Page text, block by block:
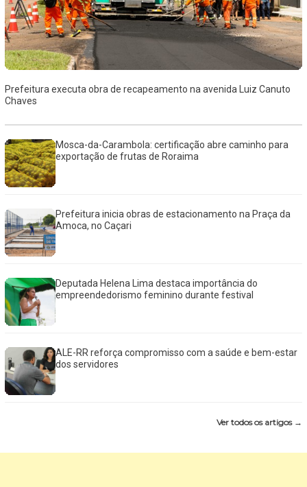
Prefeitura executa obra de recapeamento na avenida Luiz Canuto
Chaves
Mosca-da-Carambola: certificação abre caminho para
exportação de frutas de Roraima
Prefeitura inicia obras de estacionamento na Praça da
Amoca, no Caçari
Deputada Helena Lima destaca importância do
empreendedorismo feminino durante festival
ALE-RR reforça compromisso com a saúde e bem-estar
dos servidores
Ver todos os artigos →